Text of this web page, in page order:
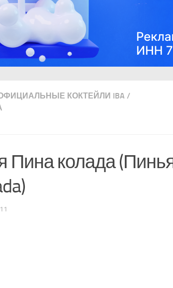
КОКТЕЙЛИ IBA /
Пина колада